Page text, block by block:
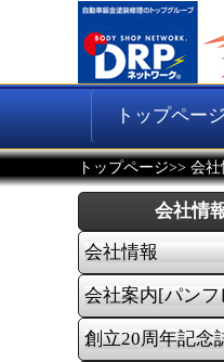
トップページ
トップページ>> 会社
会社情
会社情報
会社案内[パン
創立20周年記念